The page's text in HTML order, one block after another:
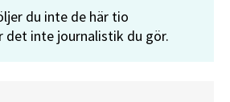
du inte de här tio
det inte journalistik du gör.